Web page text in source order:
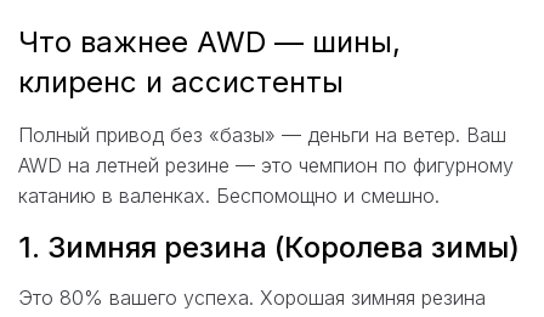
Что важнее AWD — шины,
клиренс и ассистенты
Полный привод без «базы» — деньги на ветер. Ваш
AWD на летней резине — это чемпион по фигурному
катанию в валенках. Беспомощно и смешно.
1. Зимняя резина (Королева зимы)
Это 80% вашего успеха. Хорошая зимняя резина